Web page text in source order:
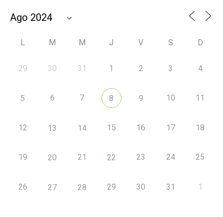
L M M J V S D
29 30 31 1 2 3 4
5 6 7 8 9 10 11
12 13 14 15 16 17 18
19 20 21 22 23 24 25
26 27 28 29 30 31 1